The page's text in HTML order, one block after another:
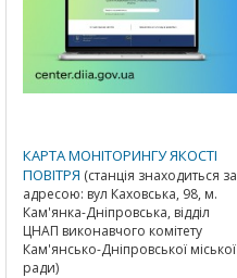
КАРТА МОНІТОРИНГУ ЯКОСТІ
ПОВІТРЯ (станція знаходиться за
адресою: вул Каховська, 98, м.
Кам'янка-Дніпровська, відділ
ЦНАП виконавчого комітету
Кам'янсько-Дніпровської міської
ради)